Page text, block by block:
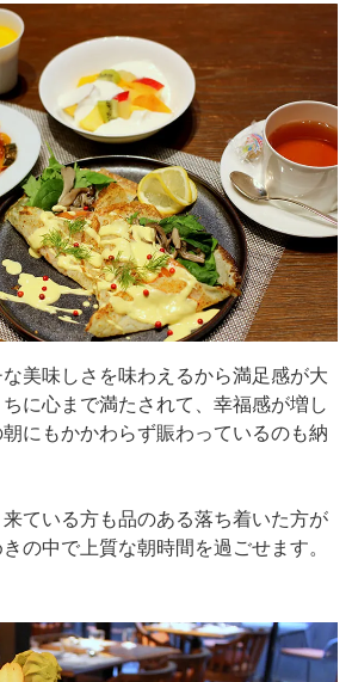
美味しさを味わえるから満足感が大
に心まで満たされて、幸福感が増し
にもかかわらず賑わっているのも納
ている方も品のある落ち着いた方が
の中で上質な朝時間を過ごせます。